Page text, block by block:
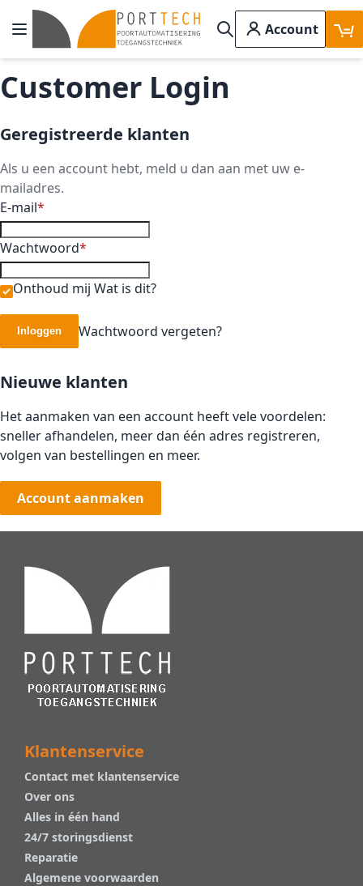
Ga naar de inhoud
Toggle Nav
Search
Account
Customer Login
Geregistreerde klanten
Als u een account hebt, meld u dan aan met uw e-
mailadres.
E-mail
Wachtwoord
Onthoud mij Wat is dit?
Inloggen Wachtwoord vergeten?
Nieuwe klanten
Het aanmaken van een account heeft vele voordelen:
sneller afhandelen, meer dan één adres registreren,
volgen van bestellingen en meer.
Account aanmaken
Klantenservice
Contact met klantenservice
Over ons
Alles in één hand
24/7 storingsdienst
Reparatie
Algemene voorwaarden